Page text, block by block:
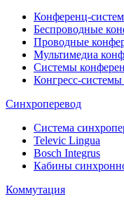
Конференц-
Беспроводные
Проводные
Мультимедиа
Системы
Конгресс-
Синхроперевод
Система
Televic Lingua
Bosch Integrus
Кабины
Коммутация